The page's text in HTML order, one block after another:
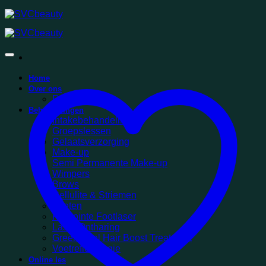
Ga
naar
inhoud
Home
Over ons
Reviews
Behandelingen
Intakebehandelingen
Groepslessen
Gelaatsverzorging
Make-up
Semi Permanente Make-up
Wimpers
Brows
Cellulite & Striemen
Voeten
PinPointe Footlaser
Laser Ontharing
Green Peel Hair Boost Treatment
Voetreflexologie
Online les